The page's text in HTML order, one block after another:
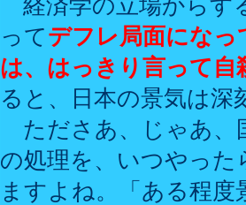
経済学の立場からす
ってデフレ局面になっ
は、はっきり言って自
ると、日本の景気は
たださあ、じゃあ、
の処理を、いつやっ
ますよね。「ある程